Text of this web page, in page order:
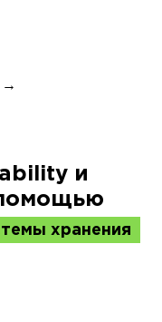
→
и
хранения